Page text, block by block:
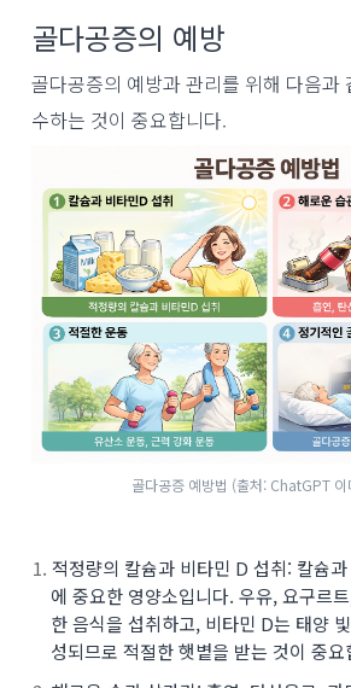
골다공증의 예방
골다공증의 예방과 관리를 위해 다음과
수하는 것이 중요합니다.
골다공증 예방법 (출처: ChatGPT 이
적정량의 칼슘과 비타민 D 섭취: 칼슘
에 중요한 영양소입니다. 우유, 요구르
한 음식을 섭취하고, 비타민 D는 태양
성되므로 적절한 햇볕을 받는 것이 중요